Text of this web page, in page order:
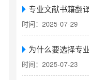
专业文献书籍翻
时间：2025-07-29
为什么要选择专
时间：2025-07-23